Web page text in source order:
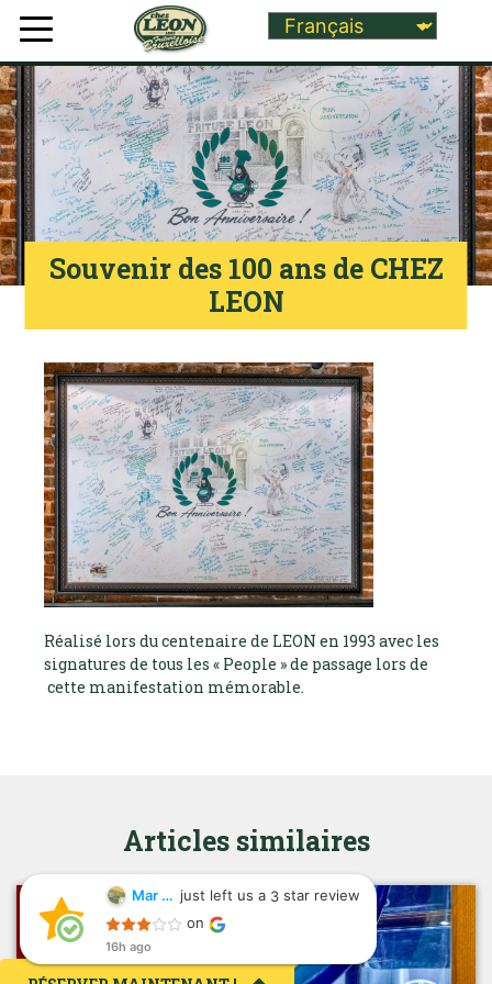
Souvenir des 100 ans de CHEZ
LEON
Réalisé lors du centenaire de LEON en 1993 avec les
signatures de tous les « People » de passage lors de
cette manifestation mémorable.
Articles similaires
Mar Frt just left us a 3 star review
on
16h ago
Mar Frt
16h ago
de la gente y no puedo opinar